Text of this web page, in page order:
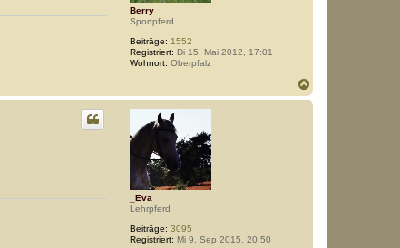
Berry
Sportpferd
Beiträge: 1552
Registriert: Di 15. Mai 2012, 17:01
Wohnort: Oberpfalz
a
c
_Eva
Lehrpferd
Beiträge: 3095
Registriert: Mi 9. Sep 2015, 20:50